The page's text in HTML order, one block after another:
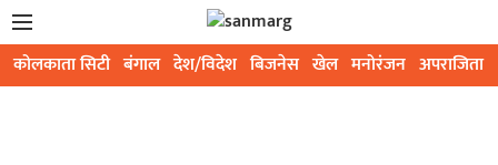
कोलकाता सिटी बंगाल देश/विदेश बिजनेस खेल मनोरंजन अपराजिता